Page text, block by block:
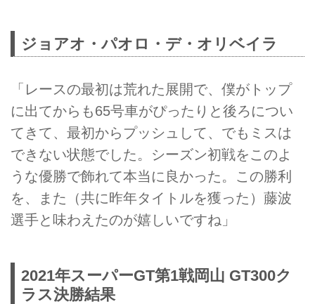
ジョアオ・パオロ・デ・オリベイラ
「レースの最初は荒れた展開で、僕がトップ
に出てからも65号車がぴったりと後ろについ
てきて、最初からプッシュして、でもミスは
できない状態でした。シーズン初戦をこのよ
うな優勝で飾れて本当に良かった。この勝利
を、また（共に昨年タイトルを獲った）藤波
選手と味わえたのが嬉しいですね」
2021年スーパーGT第1戦岡山 GT300ク
ラス決勝結果